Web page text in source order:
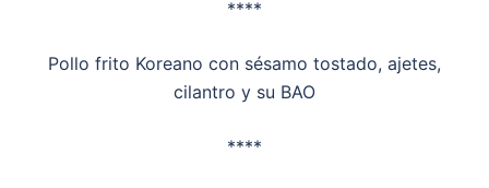
****
Pollo frito Koreano con sésamo tostado, ajetes,
cilantro y su BAO
****